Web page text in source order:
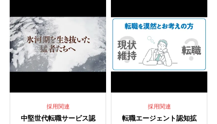
採用関連
中堅世代転職サービス認
採用関連
転職エージェント認知拡